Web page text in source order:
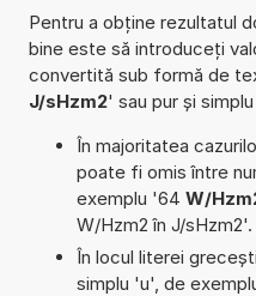
Pentru a obține rezultatul
bine este să introduceți
convertită sub formă de
J/sHzm2' sau pur și
În majoritatea
poate fi omis între
exemplu '64 W/
W/Hzm2 în J/sHzm2'.
În locul literei
simplu 'u', de